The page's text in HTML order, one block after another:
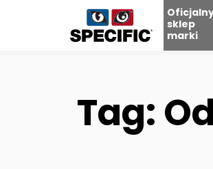
sklep
marki
Tag: